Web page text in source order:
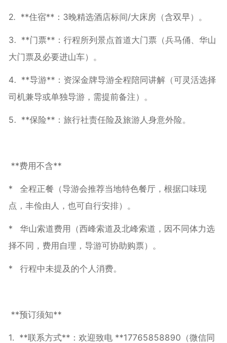
2. **住宿**：3晚精选酒店标间/大床房（含双早）。
3. **门票**：行程所列景点首道大门票（兵马俑、华山
大门票及必要进山车）。
4. **导游**：资深金牌导游全程陪同讲解（可灵活选择
司机兼导或单独导游，需提前备注）。
5. **保险**：旅行社责任险及旅游人身意外险。
**费用不含**
* 全程正餐（导游会推荐当地特色餐厅，根据口味现
点，丰俭由人，也可自行安排）。
* 华山索道费用（西峰索道及北峰索道，因不同体力选
择不同，费用自理，导游可协助购票）。
* 行程中未提及的个人消费。
**预订须知**
1. **联系方式**：欢迎致电 **17765858890（微信同